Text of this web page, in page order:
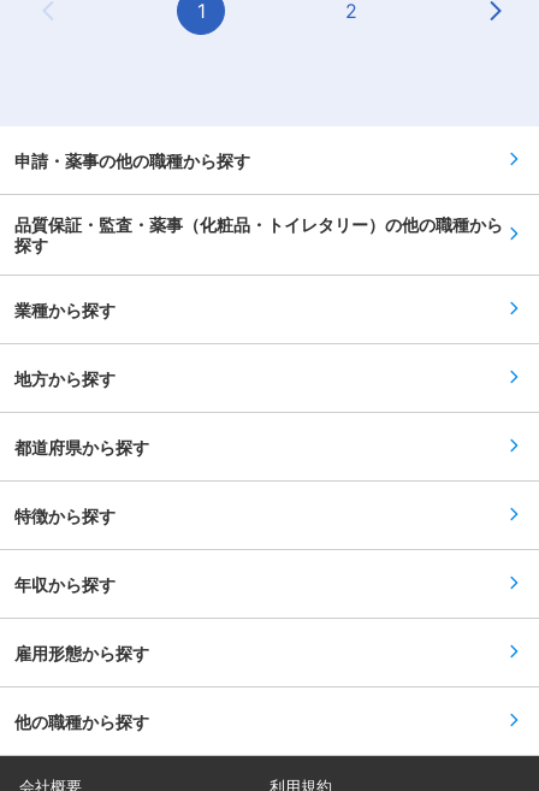
（20%） ・農薬原体／製品登録における化学的観
点のドシエ作成。JMAFF通知による要件理解に基
し、規制業務に割り当てられた時間枠内でプロジ
レゼンテーション形式）を目的として、内部／外
部研修コースへの参加が必要となる場合あり 変更
野において革新的な製品を世に送り出してまいり
スを実現するまでになりました。 「高い製品力」
「格調の高い洗練されたデザイン」「絶対的な高
い品質」「スピーディーで独創的な開発力」「高
いコスト競争力」「強固なグローバル販売網」
「ファーストクラスのアフターサービス」など、
も社員一丸となり、挑戦を続けてまいります。 変
Previous Page
1 2
申請・薬事の他の職種から探す
品質保証・監査・薬事（化粧品・トイレタリー）の他の職種から
探す
業種から探す
地方から探す
都道府県から探す
特徴から探す
年収から探す
雇用形態から探す
他の職種から探す
会社概要 利用規約